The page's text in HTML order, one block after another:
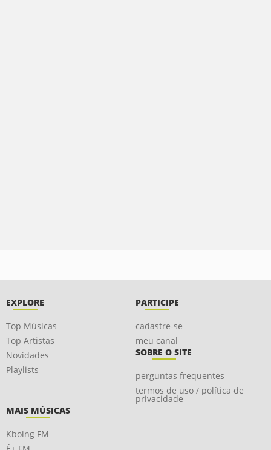
EXPLORE
Top Músicas
Top Artistas
Novidades
Playlists
PARTICIPE
cadastre-se
meu canal
SOBRE O SITE
perguntas frequentes
termos de uso / política de
privacidade
MAIS MÚSICAS
Kboing FM